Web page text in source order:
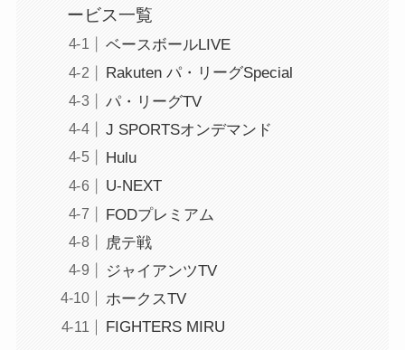
ービス一覧
ベースボールLIVE
Rakuten パ・リーグSpecial
パ・リーグTV
J SPORTSオンデマンド
Hulu
U-NEXT
FODプレミアム
虎テ戦
ジャイアンツTV
ホークスTV
FIGHTERS MIRU